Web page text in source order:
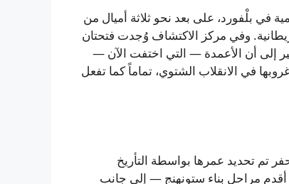
في بلْفورد، على بعد نحو ثلاثة أميال من
وفي مركز الاكتشاف وُجدت فتحتان
وكانت محاذاتهما تشير إلى أن الأعمدة — التي اختفت الآن —
في الانقلاب الشتوي، تماماً كما تفعل
في بلْفورد، التي أُجريت بين 2015 و2017، عن حفر تم تحديد عمرها بواسطة التأريخ
ما يتزامن مع أقدم مراحل بناء ستونهنج — إلى جانب